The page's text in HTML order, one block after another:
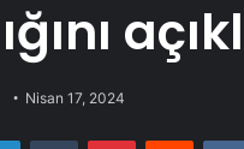
Nisan 17, 2024
LinkedInTumblr PinterestReddit